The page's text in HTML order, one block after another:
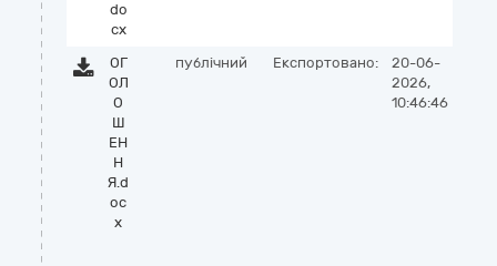
do
cx
ОГ
ОЛ
О
Ш
ЕН
Н
Я.d
oc
x
публічний Експортовано:
20-06-
2026,
10:46:46